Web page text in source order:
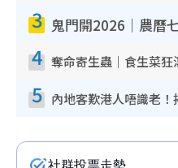
3
4
5